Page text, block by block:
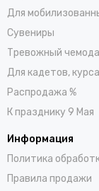
Для
Сувениры
Тревожный
Для кадетов,
Распродажа %
К празднику 9 Мая
Информация
Политика
Правила продажи